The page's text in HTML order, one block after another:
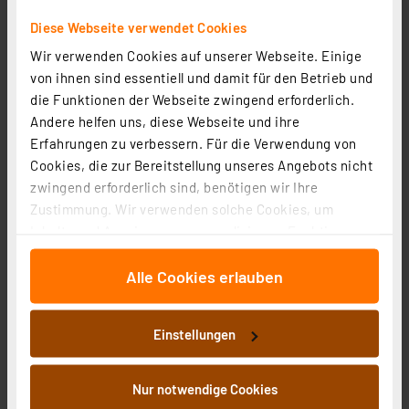
Diese Webseite verwendet Cookies
Wir verwenden Cookies auf unserer Webseite. Einige
von ihnen sind essentiell und damit für den Betrieb und
die Funktionen der Webseite zwingend erforderlich.
Andere helfen uns, diese Webseite und ihre
Erfahrungen zu verbessern. Für die Verwendung von
Cookies, die zur Bereitstellung unseres Angebots nicht
zwingend erforderlich sind, benötigen wir Ihre
Zustimmung. Wir verwenden solche Cookies, um
für soziale Medien anbieten zu können und die Zugriffe
auf unsere Website zu analysieren. Außerdem geben
an unsere Partner für soziale Medien, Werbung und
Analysen weiter. Unsere Partner führen diese
Informationen möglicherweise mit weiteren Daten
zusammen, die Sie ihnen bereitgestellt haben oder die
Alle Cookies erlauben
Einstellungen
Nur notwendige Cookies
Informationen zu Versandkosten
ELV-Track-GPS Applikationsmodul GPS-Tracker, ELV-